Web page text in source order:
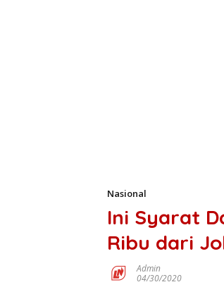
Nasional
Ini Syarat
Ribu dari
Admin
04/30/2020